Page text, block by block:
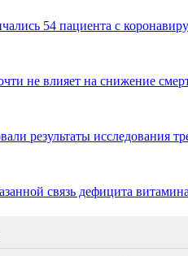
54 пациента с
не влияет на снижение
результаты исследования
связь дефицита